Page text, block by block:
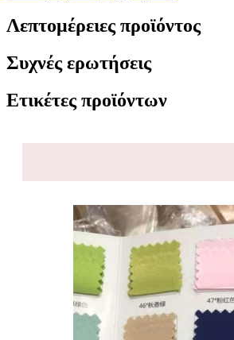
Λεπτομέρειες προϊόντος
Συχνές ερωτήσεις
Ετικέτες προϊόντων